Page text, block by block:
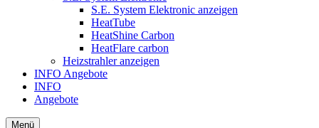
S.E. System Elektronic anzeigen
HeatTube
HeatShine Carbon
HeatFlare carbon
Heizstrahler anzeigen
INFO Angebote
INFO
Angebote
Menü